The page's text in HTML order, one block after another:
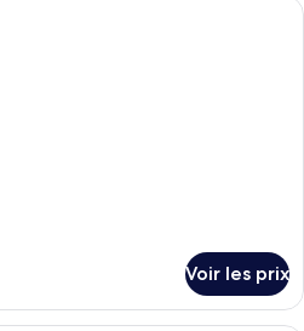
Une pièce aménagée comme une
Voir les prix